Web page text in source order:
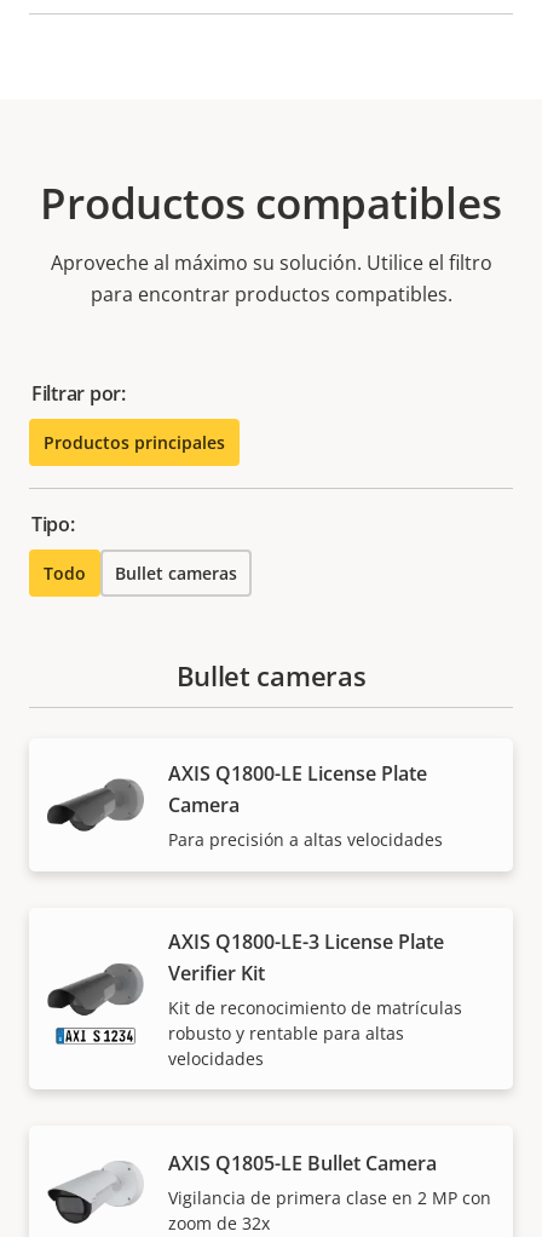
Productos compatibles
Aproveche al máximo su solución. Utilice el filtro
para encontrar productos compatibles.
Filtrar por:
Productos principales
Tipo:
Todo Bullet cameras
Bullet cameras
AXIS Q1800-LE License Plate
Camera
Para precisión a altas velocidades
AXIS Q1800-LE-3 License Plate
Verifier Kit
Kit de reconocimiento de matrículas
robusto y rentable para altas
velocidades
AXIS Q1805-LE Bullet Camera
Vigilancia de primera clase en 2 MP con
zoom de 32x